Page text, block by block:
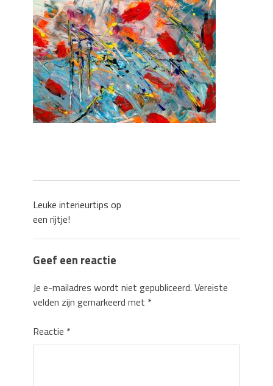
Zo blijft je oven loeiheet: de beste tips
voor een perfecte isolatie
Grond kopen of verkopen Noord-
Holland
De Kwaliteit van Houtpellets: Wat
Bepaalt of uw Kachel Optimaal
Presteert
Waarom technische eisen de basis
Leuke interieurtips op
een rijtje!
Geef een reactie
Je e-mailadres wordt niet gepubliceerd. Vereiste
velden zijn gemarkeerd met *
Reactie *